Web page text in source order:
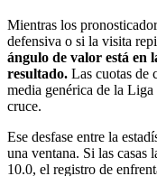
Mientras los
defensiva o si la visita
ángulo de valor está en
resultado. Las cuotas de
media genérica de la
cruce.
Ese desfase entre la
una ventana. Si las casas
10.0, el registro de